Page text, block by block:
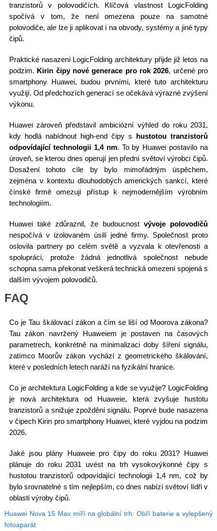
tranzistorů v polovodičích. Klíčová vlastnost LogicFolding
spočívá v tom, že není omezena pouze na samotné
polovodiče, ale lze ji aplikovat i na obvody, systémy a jiné typy
čipů.
Praktické nasazení LogicFolding architektury přijde již letos na
podzim. Kirin čipy nové generace pro rok 2026, určené pro
smartphony Huawei, budou prvními, které tuto architekturu
využijí. Od předchozích generací se očekává výrazné zvýšení
výkonu.
Huawei zároveň představil ambiciózní výhled do roku 2031,
kdy hodlá nabídnout high-end čipy s hustotou tranzistorů
odpovídající technologii 1,4 nm. To by Huawei postavilo na
úroveň, se kterou dnes operují jen přední světoví výrobci čipů.
Dosažení tohoto cíle by bylo mimořádným úspěchem,
zejména v kontextu dlouhodobých amerických sankcí, které
čínské firmě omezují přístup k nejmodernějším výrobním
technologiím.
Huawei také zdůraznil, že budoucnost vývoje polovodičů
nespočívá v izolovaném úsilí jedné firmy. Společnost proto
oslovila partnery po celém světě a vyzvala k otevřenosti a
spolupráci, protože žádná jednotlivá společnost nebude
schopna sama překonat veškerá technická omezení spojená s
dalším vývojem polovodičů.
FAQ
Co je Tau škálovací zákon a čím se liší od Moorova zákona?
Tau zákon navržený Huaweiem je postaven na časových
parametrech, konkrétně na minimalizaci doby šíření signálu,
zatímco Moorův zákon vychází z geometrického škálování,
které v posledních letech naráží na fyzikální hranice.
Co je architektura LogicFolding a kde se využije? LogicFolding
je nová architektura od Huaweie, která zvyšuje hustotu
tranzistorů a snižuje zpoždění signálu. Poprvé bude nasazena
v čipech Kirin pro smartphony Huawei, které vyjdou na podzim
2026.
Jaké jsou plány Huaweie pro čipy do roku 2031? Huawei
plánuje do roku 2031 uvést na trh vysokovýkonné čipy s
hustotou tranzistorů odpovídající technologii 1,4 nm, což by
bylo srovnatelné s tím nejlepším, co dnes nabízí světoví lídři v
oblasti výroby čipů.
Huawei Nova 15 Max míří na globální trh: Obří baterie a vylepšený
fotoaparát